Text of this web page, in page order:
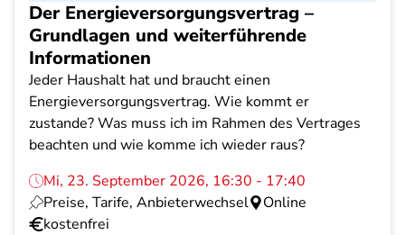
Der Energieversorgungsvertrag –
Grundlagen und weiterführende
Informationen
Jeder Haushalt hat und braucht einen
Energieversorgungsvertrag. Wie kommt er
zustande? Was muss ich im Rahmen des Vertrages
beachten und wie komme ich wieder raus?
Mi, 23. September 2026, 16:30 - 17:40
Preise, Tarife, Anbieterwechsel
Online
kostenfrei